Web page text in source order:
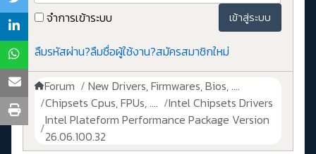
จำการเข้าระบบ
เข้าสู่ระบบ
ลืมรหัสผ่าน?ลืมชื่อผู้ใช้งาน?สมัครสมาชิกใหม่
Forum
New Drivers, Firmwares, Bios, ....
Chipsets Cpus, FPUs, ....
Intel Chipsets Drivers
Intel Plateform Performance Package Version
26.06.100.32